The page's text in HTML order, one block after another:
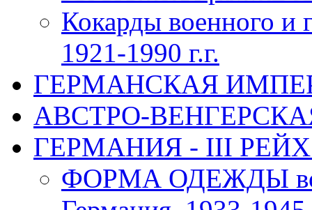
Кокарды военного и
1921-1990 г.г.
ГЕРМАНСКАЯ
АВСТРО-
ГЕРМАНИЯ - III РЕЙХ
ФОРМА ОДЕЖДЫ